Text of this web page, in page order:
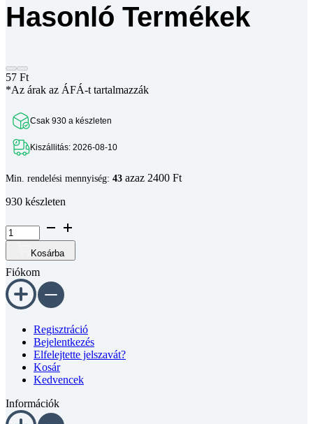
Hasonló Termékek
57 Ft
*Az árak az ÁFÁ-t tartalmazzák
Csak 930 a készleten
Kiszállitás: 2026-08-10
Min. rendelési mennyiség: 43 azaz 2400 Ft
930 készleten
Süllyesztett
fejű
kulcsnyílású
csavar
DIN
7991~
10.9
horganyzott
M6x10
mennyiség
Kosárba
Fiókom
Regisztráció
Bejelentkezés
Elfelejtette jelszavát?
Kosár
Kedvencek
Információk